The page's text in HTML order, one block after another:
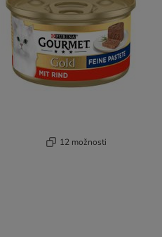
12 možnosti